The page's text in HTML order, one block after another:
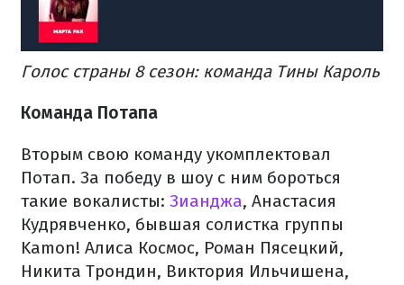
Голос страны 8 сезон: команда Тины Кароль
Команда Потапа
Вторым свою команду укомплектовал
Потап. За победу в шоу с ним бороться
такие вокалисты: Зианджа, Анастасия
Кудрявченко, бывшая солистка группы
Kamon! Алиса Космос, Роман Пясецкий,
Никита Трондин, Виктория Ильчишена,